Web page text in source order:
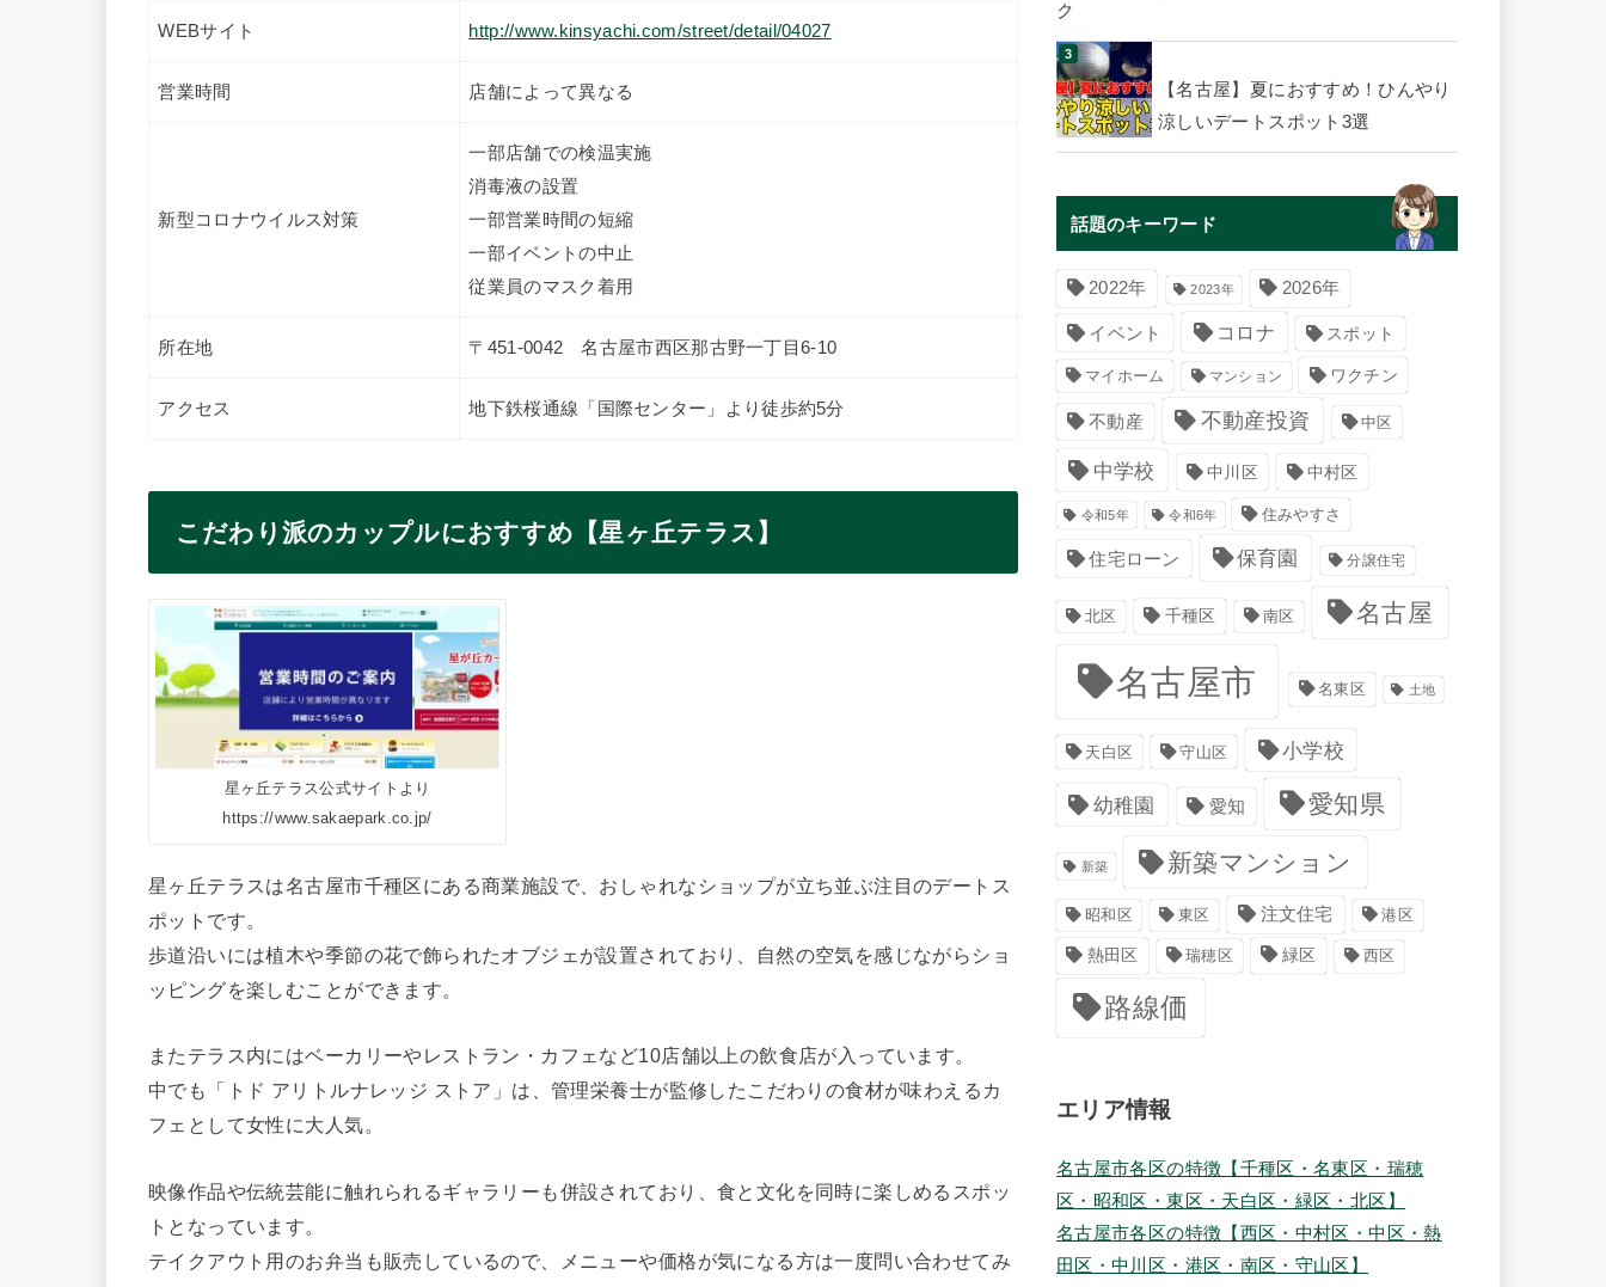
WEBサイト http://www.kinsyachi.com/street/detail/04027
営業時間 店舗によって異なる
新型コロナウイルス対策
一部店舗での検温実施
消毒液の設置
一部営業時間の短縮
一部イベントの中止
従業員のマスク着用
所在地 〒451-0042 名古屋市西区那古野一丁目6-10
アクセス 地下鉄桜通線「国際センター」より徒歩約5分
こだわり派のカップルにおすすめ【星ヶ丘テラス】
星ヶ丘テラス公式サイトより
https://www.sakaepark.co.jp/
星ヶ丘テラスは名古屋市千種区にある商業施設で、おしゃれなショップが立ち並ぶ注目のデートス
ポットです。
歩道沿いには植木や季節の花で飾られたオブジェが設置されており、自然の空気を感じながらショ
ッピングを楽しむことができます。
またテラス内にはベーカリーやレストラン・カフェなど10店舗以上の飲食店が入っています。
中でも「トド アリトルナレッジ ストア」は、管理栄養士が監修したこだわりの食材が味わえるカ
フェとして女性に大人気。
映像作品や伝統芸能に触れられるギャラリーも併設されており、食と文化を同時に楽しめるスポッ
トとなっています。
テイクアウト用のお弁当も販売しているので、メニューや価格が気になる方は一度問い合わせてみ
ク
【名古屋】夏におすすめ！ひんやり
涼しいデートスポット3選
話題のキーワード
2022年 2023年 2026年
イベント コロナ スポット
マイホーム マンション ワクチン
不動産 不動産投資 中区
中学校 中川区 中村区
令和5年 令和6年 住みやすさ
住宅ローン 保育園 分譲住宅
北区 千種区 南区 名古屋
名古屋市 名東区 土地
天白区 守山区 小学校
幼稚園 愛知 愛知県
新築 新築マンション
昭和区 東区 注文住宅 港区
熱田区 瑞穂区 緑区 西区
路線価
エリア情報
名古屋市各区の特徴【千種区・名東区・瑞穂
区・昭和区・東区・天白区・緑区・北区】
名古屋市各区の特徴【西区・中村区・中区・熱
田区・中川区・港区・南区・守山区】